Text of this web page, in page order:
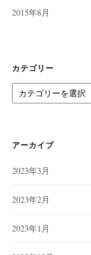
2015年8月
カテゴリー
テ
ー
アーカイブ
2023年3月
2023年2月
2023年1月